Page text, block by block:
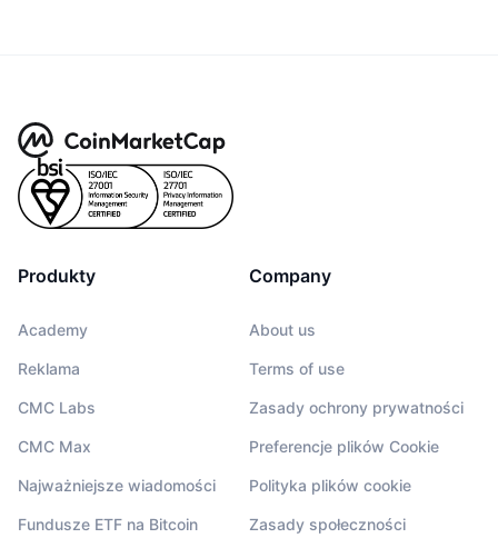
Produkty
Academy
Reklama
CMC Labs
CMC Max
Najważniejsze wiadomości
Fundusze ETF na Bitcoin
Company
About us
Terms of use
Zasady ochrony prywatności
Preferencje plików Cookie
Polityka plików cookie
Zasady społeczności